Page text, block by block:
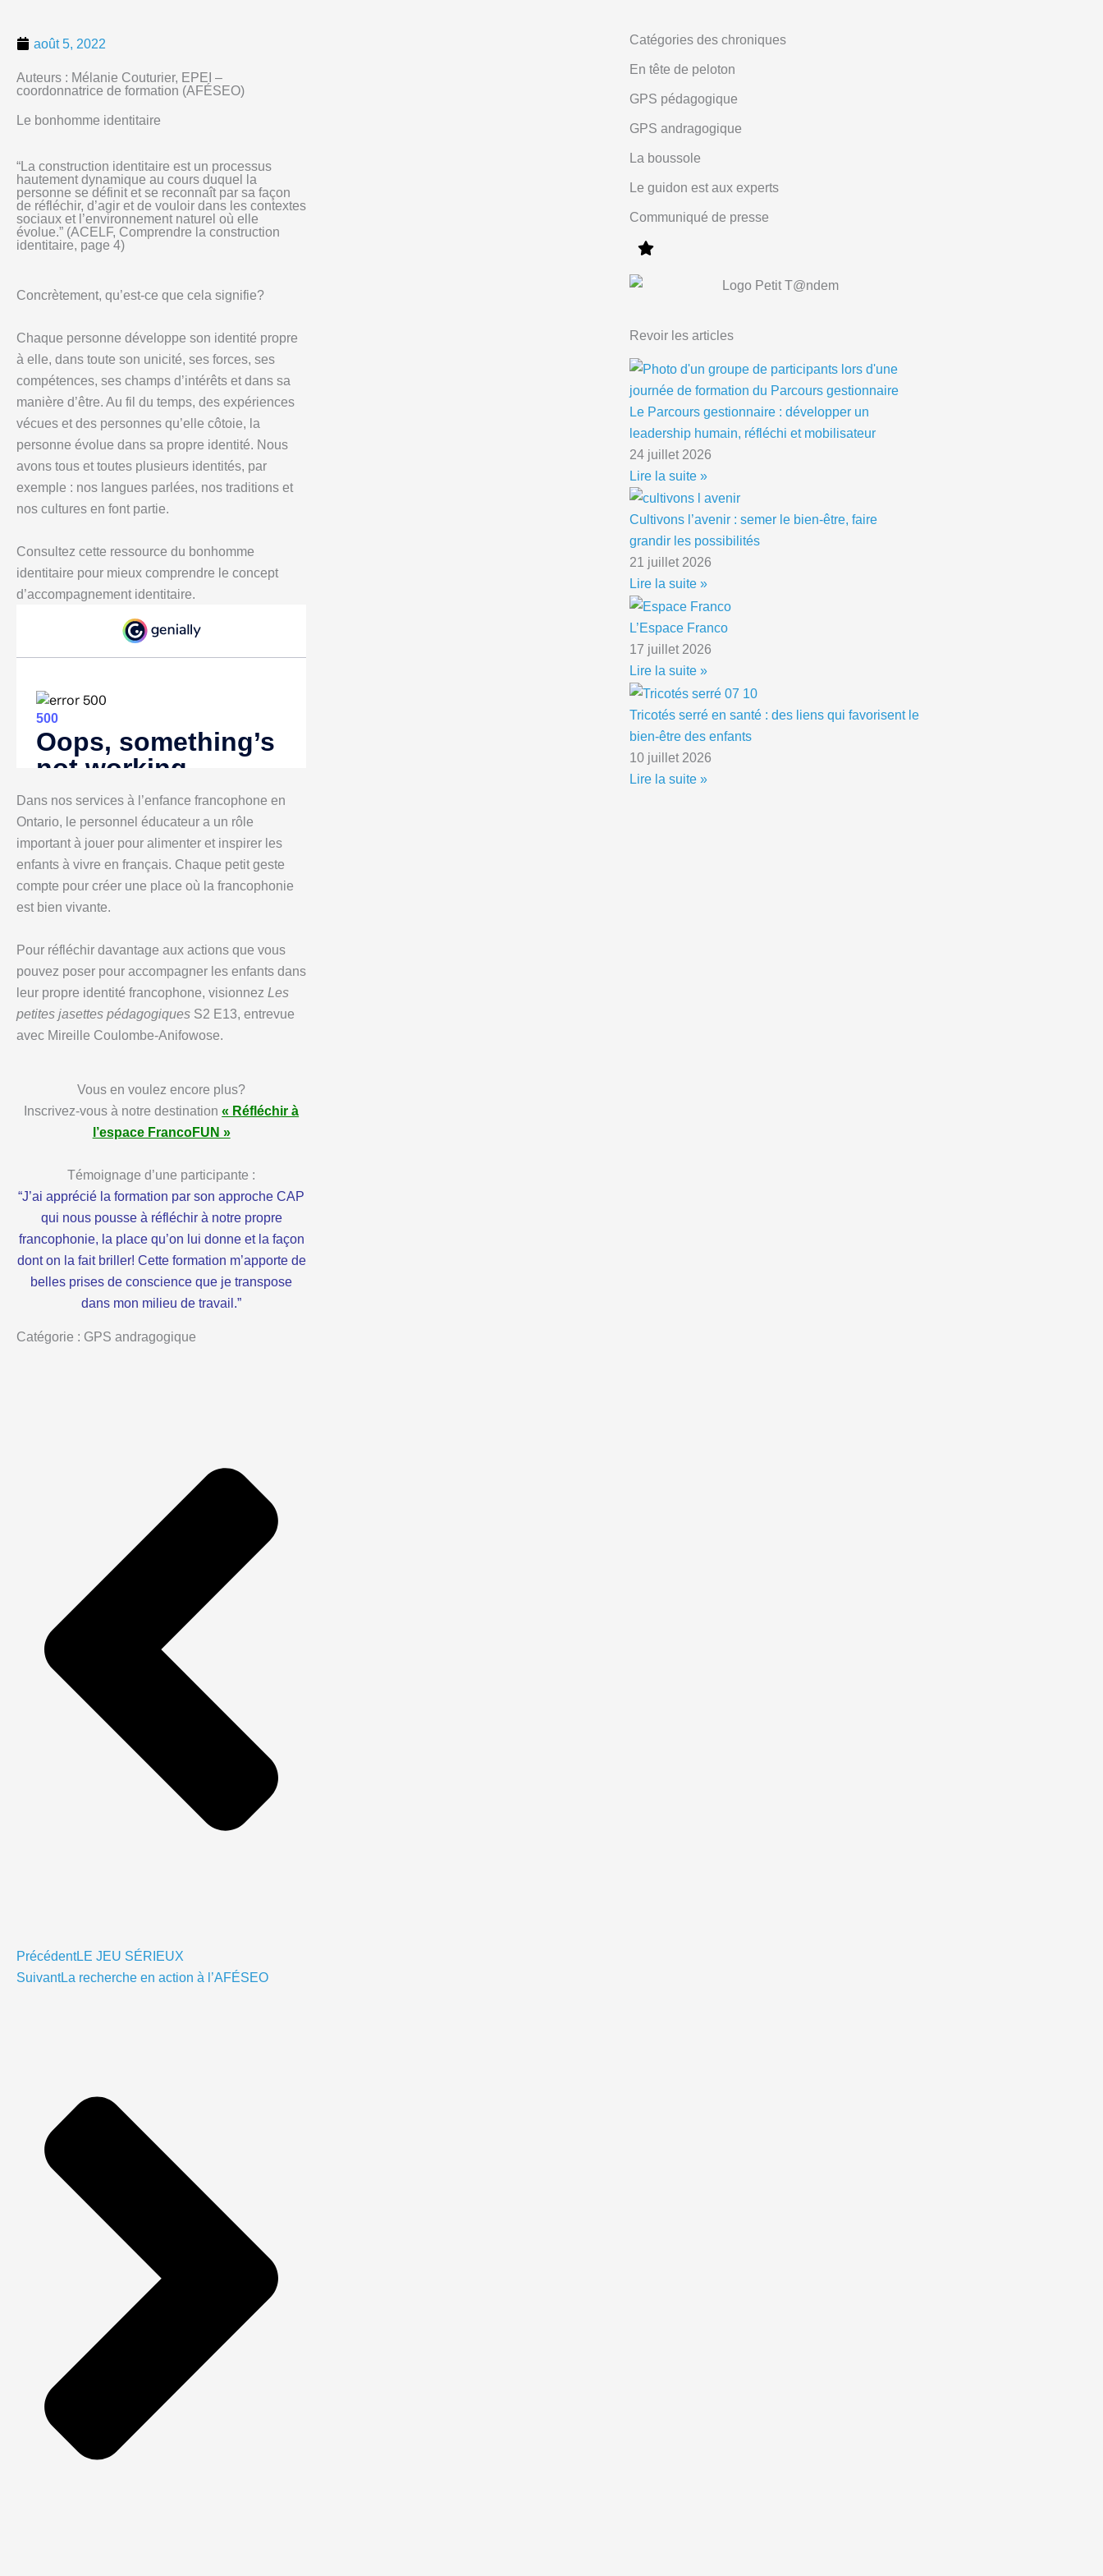
août 5, 2022
Auteurs : Mélanie Couturier, EPEI –
coordonnatrice de formation (AFÉSEO)
Le bonhomme identitaire
“La construction identitaire est un processus
hautement dynamique au cours duquel la
personne se définit et se reconnaît par sa façon
de réfléchir, d’agir et de vouloir dans les contextes
sociaux et l’environnement naturel où elle
évolue.” (ACELF, Comprendre la construction
identitaire, page 4)
Concrètement, qu’est-ce que cela signifie?
Chaque personne développe son identité propre
à elle, dans toute son unicité, ses forces, ses
compétences, ses champs d’intérêts et dans sa
manière d’être. Au fil du temps, des expériences
vécues et des personnes qu’elle côtoie, la
personne évolue dans sa propre identité. Nous
avons tous et toutes plusieurs identités, par
exemple : nos langues parlées, nos traditions et
nos cultures en font partie.
Consultez cette ressource du bonhomme
identitaire pour mieux comprendre le concept
d’accompagnement identitaire.
Dans nos services à l’enfance francophone en
Ontario, le personnel éducateur a un rôle
important à jouer pour alimenter et inspirer les
enfants à vivre en français. Chaque petit geste
compte pour créer une place où la francophonie
est bien vivante.
Pour réfléchir davantage aux actions que vous
pouvez poser pour accompagner les enfants dans
leur propre identité francophone, visionnez Les
petites jasettes pédagogiques S2 E13, entrevue
avec Mireille Coulombe-Anifowose.
Vous en voulez encore plus?
Inscrivez-vous à notre destination« Réfléchir à
l’espace FrancoFUN »
Témoignage d’une participante :
“J’ai apprécié la formation par son approche CAP
qui nous pousse à réfléchir à notre propre
francophonie, la place qu’on lui donne et la façon
dont on la fait briller! Cette formation m’apporte de
belles prises de conscience que je transpose
dans mon milieu de travail.”
Catégorie : GPS andragogique
PrécédentLE JEU SÉRIEUX
SuivantLa recherche en action à l’AFÉSEO
Catégories des chroniques
En tête de peloton
GPS pédagogique
GPS andragogique
La boussole
Le guidon est aux experts
Communiqué de presse
Revoir les articles
Le Parcours gestionnaire : développer un
leadership humain, réfléchi et mobilisateur
24 juillet 2026
Lire la suite »
Cultivons l’avenir : semer le bien-être, faire
grandir les possibilités
21 juillet 2026
Lire la suite »
L’Espace Franco
17 juillet 2026
Lire la suite »
Tricotés serré en santé : des liens qui favorisent le
bien-être des enfants
10 juillet 2026
Lire la suite »